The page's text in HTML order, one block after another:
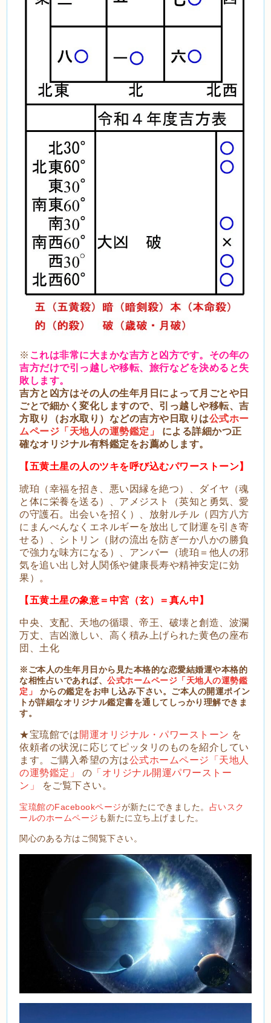
※ これは非常に大まかな吉方と凶方です。その年の
吉方だけで引っ越しや移転、旅行などを決めると失
敗します。
吉方と凶方はその人の生年月日によって月ごとや日
ごとで細かく変化しますので、引っ越しや移転、吉
方取り（お水取り）などの吉方や日取りは公式ホー
ムページ「天地人の運勢鑑定」
による詳細かつ正
確なオリジナル有料鑑定をお薦めします。
【五黄土星の人のツキを呼び込むパワーストーン】
琥珀（幸福を招き、悪い因縁を絶つ）、ダイヤ（魂
と体に栄養を送る）、アメジスト（英知と勇気、愛
の守護石。出会いを招く）、放射ルチル（四方八方
にまんべんなくエネルギーを放出して財運を引き寄
せる）、シトリン（財の流出を防ぎ一か八かの勝負
で強力な味方になる）、アンバー（琥珀＝他人の邪
気を追い出し対人関係や健康長寿や精神安定に効
果）。
【五黄土星の象意＝中宮（玄）＝真ん中】
中央、支配、天地の循環、帝王、破壊と創造、波瀾
万丈、吉凶激しい、高く積み上げられた黄色の座布
団、土化
※ご本人の生年月日から見た本格的な恋愛結婚運や本格的
な相性占いであれば、公式ホームページ「天地人の運勢鑑
定」
からの鑑定をお申し込み下さい。ご本人の開運ポイン
トが詳細なオリジナル鑑定書を通してしっかり理解できま
す。
★宝琉館では開運オリジナル・パワーストーン を
依頼者の状況に応じてピッタリのものを紹介してい
ます。
ご購入希望の方は公式ホームページ「天地人
の運勢鑑定」
の 「オリジナル開運パワーストー
ン」
をご覧 下さい。
宝琉館のFacebookページが新たにできました。 占いスク
ールのホームページ も新たに立ち上げました。
関心のある方はご閲覧下さい。